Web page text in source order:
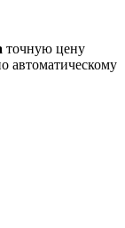
точную цену
автоматическому